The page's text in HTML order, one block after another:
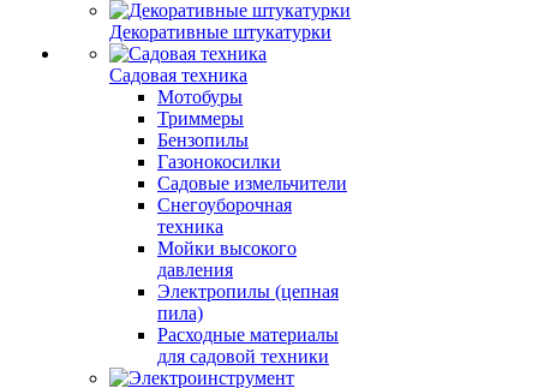
Декоративные штукатурки
Садовая техника
Мотобуры
Триммеры
Бензопилы
Газонокосилки
Садовые измельчители
Снегоуборочная
техника
Мойки высокого
давления
Электропилы (цепная
пила)
Расходные материалы
для садовой техники